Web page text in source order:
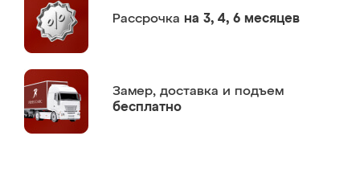
Рассрочка на 3, 4, 6 месяцев
Замер, доставка и подъем
бесплатно